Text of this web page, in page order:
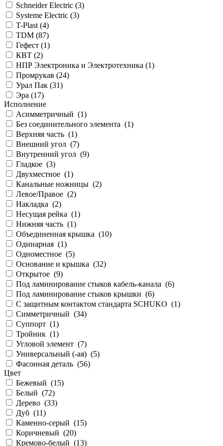
Schneider Electric (3)
Systeme Electric (3)
T-Plast (4)
TDM (87)
Гефест (1)
КВТ (2)
НПР Электроника и Электротехника (1)
Промрукав (24)
Урал Пак (31)
Эра (17)
Исполнение
Асимметричный (1)
Без соединительного элемента (1)
Верхняя часть (1)
Внешний угол (7)
Внутренний угол (9)
Гладкое (3)
Двухместное (1)
Канальные ножницы (2)
Левое/Правое (2)
Накладка (2)
Несущая рейка (1)
Нижняя часть (1)
Объединенная крышка (10)
Одинарная (1)
Одноместное (5)
Основание и крышка (32)
Открытое (9)
Под ламинирование стыков кабель-канала (6)
Под ламинирование стыков крышки (6)
С защитным контактом стандарта SCHUKO (1)
Симметричный (34)
Суппорт (1)
Тройник (1)
Угловой элемент (7)
Универсальный (-ая) (5)
Фасонная деталь (56)
Цвет
Бежевый (15)
Белый (72)
Дерево (33)
Дуб (11)
Каменно-серый (15)
Коричневый (20)
Кремово-белый (13)